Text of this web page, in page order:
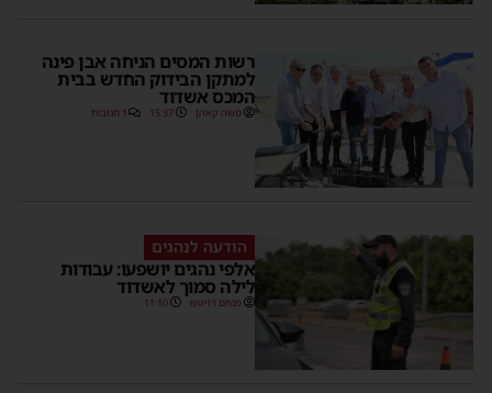
רשות המסים הניחה אבן פינה
למתקן הבידוק החדש בבית
המכס אשדוד
משה קאהן 15:37 1 תגובות
הודעה לנהגים
אלפי נהגים יושפעו: עבודות
לילה סמוך לאשדוד
מנחם דויטש 11:10